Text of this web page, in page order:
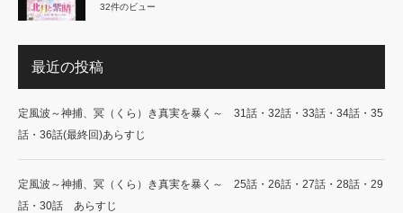
32件のビュー
最近の投稿
定風波～神捕、冥（くら）き真実を暴く～ 31話・32話・33話・34話・35
話・36話(最終回)あらすじ
定風波～神捕、冥（くら）き真実を暴く～ 25話・26話・27話・28話・29
話・30話 あらすじ